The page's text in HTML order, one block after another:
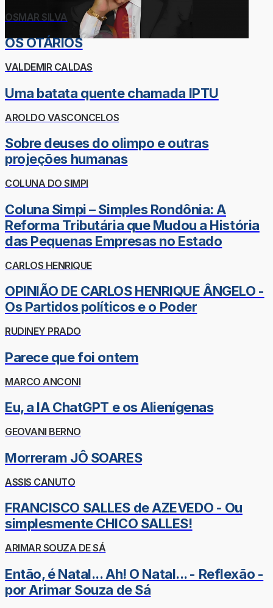
OSMAR SILVA
OS OTÁRIOS
VALDEMIR CALDAS
Uma batata quente chamada IPTU
AROLDO VASCONCELOS
Sobre deuses do olimpo e outras
projeções humanas
COLUNA DO SIMPI
Coluna Simpi – Simples Rondônia: A
Reforma Tributária que Mudou a História
das Pequenas Empresas no Estado
CARLOS HENRIQUE
OPINIÃO DE CARLOS HENRIQUE ÂNGELO -
Os Partidos políticos e o Poder
RUDINEY PRADO
Parece que foi ontem
MARCO ANCONI
Eu, a IA ChatGPT e os Alienígenas
GEOVANI BERNO
Morreram JÔ SOARES
ASSIS CANUTO
FRANCISCO SALLES de AZEVEDO - Ou
simplesmente CHICO SALLES!
ARIMAR SOUZA DE SÁ
Então, é Natal... Ah! O Natal... - Reflexão -
por Arimar Souza de Sá